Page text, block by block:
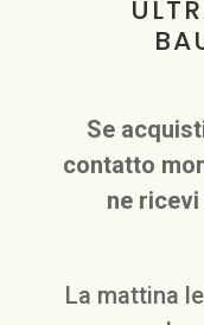
Se
contatto
ne
La mattina